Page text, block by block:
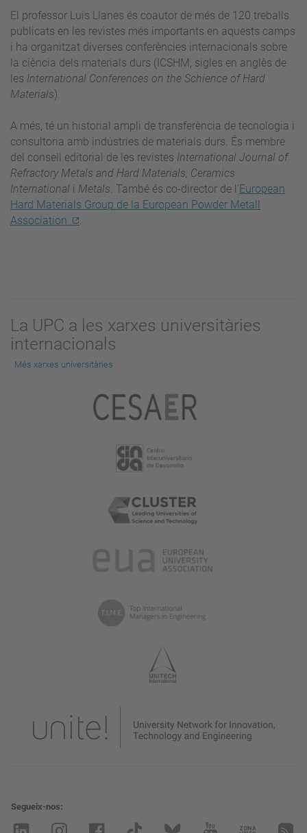
El professor Luis Llanes és coautor de més de 120 treballs
publicats en les revistes més importants en aquests camps
i ha organitzat diverses conferències internacionals sobre
la ciència dels materials durs (ICSHM, sigles en anglès de
les International Conferences on the Schience of Hard
Materials).
A més, té un historial ampli de transferència de tecnologia i
consultoria amb indústries de materials durs. És membre
del consell editorial de les revistes International Journal of
Refractory Metals and Hard Materials, Ceramics
International i Metals. També és co-director de l'European
Hard Materials Group de la European Powder Metall
Association
.
La UPC a les xarxes universitàries
internacionals
Més xarxes universitàries
Segueix-nos